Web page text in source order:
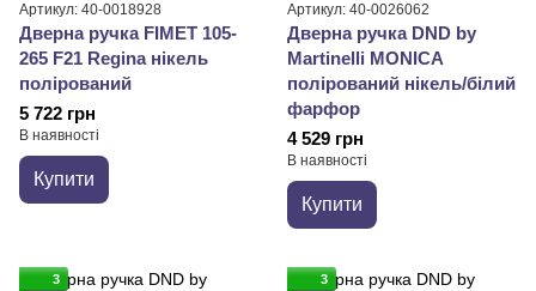
Артикул: 40-0018928
Дверна ручка FIMET 105-
265 F21 Regina нікель
полірований
5 722 грн
В наявності
Купити
Артикул: 40-0026062
Дверна ручка DND by
Martinelli MONICA
полірований нікель/білий
фарфор
4 529 грн
В наявності
Купити
3
3